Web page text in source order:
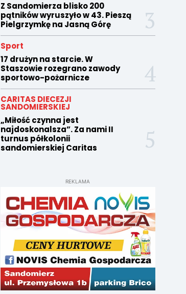
Z Sandomierza blisko 200
pątników wyruszyło w 43. Pieszą
Pielgrzymkę na Jasną Górę
Sport
17 drużyn na starcie. W
Staszowie rozegrano zawody
sportowo-pożarnicze
CARITAS DIECEZJI
SANDOMIERSKIEJ
„Miłość czynna jest
najdoskonalsza”. Za nami II
turnus półkolonii
sandomierskiej Caritas
REKLAMA